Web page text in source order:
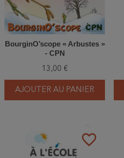
BourginO’scope « Arbustes »
- CPN
13,00 €
AJOUTER AU PANIER
favorite_border